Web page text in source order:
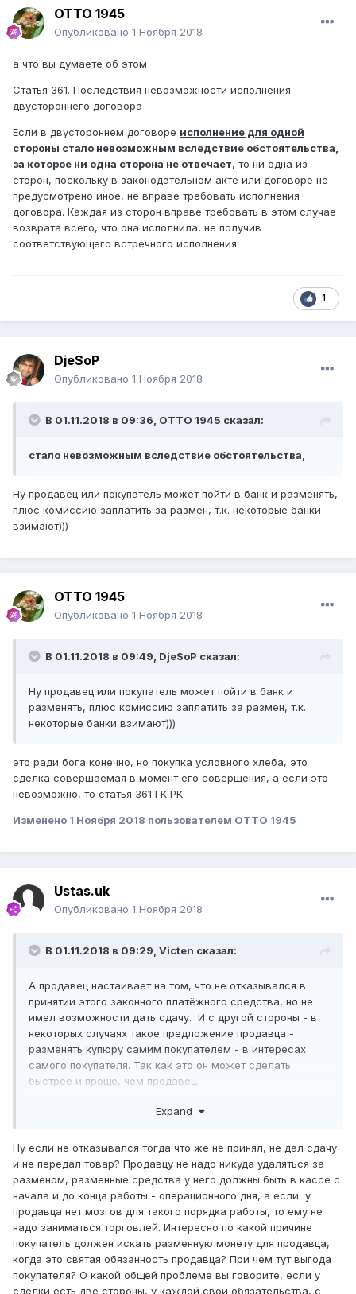
ОТТО 1945
Опубликовано 1 Ноября 2018
а что вы думаете об этом
Статья 361. Последствия невозможности исполнения
двустороннего договора
Если в двустороннем договоре исполнение для одной
стороны стало невозможным вследствие обстоятельства,
за которое ни одна сторона не отвечает, то ни одна из
сторон, поскольку в законодательном акте или договоре не
предусмотрено иное, не вправе требовать исполнения
договора. Каждая из сторон вправе требовать в этом случае
возврата всего, что она исполнила, не получив
соответствующего встречного исполнения.
1
DjeSoP
Опубликовано 1 Ноября 2018
В 01.11.2018 в 09:36, ОТТО 1945 сказал:
стало невозможным вследствие обстоятельства,
Ну продавец или покупатель может пойти в банк и разменять,
плюс комиссию заплатить за размен, т.к. некоторые банки
взимают)))
ОТТО 1945
Опубликовано 1 Ноября 2018
В 01.11.2018 в 09:49, DjeSoP сказал:
Ну продавец или покупатель может пойти в банк и
разменять, плюс комиссию заплатить за размен, т.к.
некоторые банки взимают)))
это ради бога конечно, но покупка условного хлеба, это
сделка совершаемая в момент его совершения, а если это
невозможно, то статья 361 ГК РК
Изменено 1 Ноября 2018 пользователем ОТТО 1945
Ustas.uk
Опубликовано 1 Ноября 2018
В 01.11.2018 в 09:29, Victen сказал:
А продавец настаивает на том, что не отказывался в
принятии этого законного платёжного средства, но не
имел возможности дать сдачу. И с другой стороны - в
некоторых случаях такое предложение продавца -
разменять купюру самим покупателем - в интересах
самого покупателя. Так как это он может сделать
быстрее и проще, чем продавец.
Ну хорошо, продавец берёт купюру и удаляется для её
Я думаю, у продавца есть право предложить это сделать
вам самому. У вас есть право от этого отказаться. Как
быть в этом случае? Не знаю. По крайней мере, в КоАП
соответствующего правонарушения я не вижу. Да и
правонарушение ли это? Ведь тут нет выгоды ни
продавцу, ни покупателю. Есть общая проблема. Которую
нужно постараться решить сообща.
Expand
Ну если не отказывался тогда что же не принял, не дал сдачу
и не передал товар? Продавцу не надо никуда удаляться за
разменом, разменные средства у него должны быть в кассе с
начала и до конца работы - операционного дня, а если у
продавца нет мозгов для такого порядка работы, то ему не
надо заниматься торговлей. Интересно по какой причине
покупатель должен искать разменную монету для продавца,
когда это святая обязанность продавца? При чем тут выгода
покупателя? О какой общей проблеме вы говорите, если у
сделки есть две стороны, у каждой свои обязательства, с